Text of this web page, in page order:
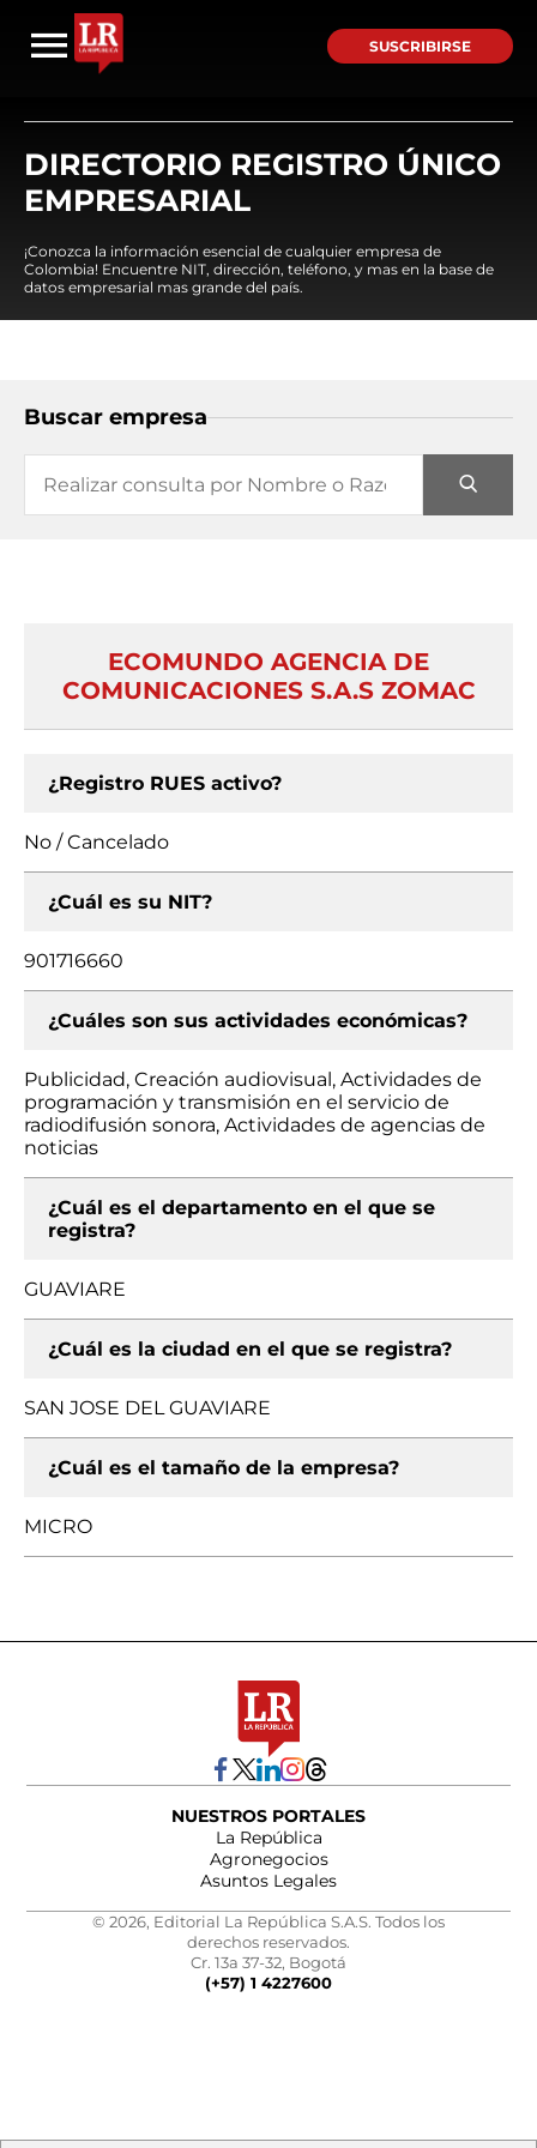
SUSCRIBIRSE
DIRECTORIO REGISTRO ÚNICO
EMPRESARIAL
¡Conozca la información esencial de cualquier empresa de
Colombia! Encuentre NIT, dirección, teléfono, y mas en la base de
datos empresarial mas grande del país.
Buscar empresa
ECOMUNDO AGENCIA DE
COMUNICACIONES S.A.S ZOMAC
¿Registro RUES activo?
No / Cancelado
¿Cuál es su NIT?
901716660
¿Cuáles son sus actividades económicas?
Publicidad, Creación audiovisual, Actividades de
programación y transmisión en el servicio de
radiodifusión sonora, Actividades de agencias de
noticias
¿Cuál es el departamento en el que se
registra?
GUAVIARE
¿Cuál es la ciudad en el que se registra?
SAN JOSE DEL GUAVIARE
¿Cuál es el tamaño de la empresa?
MICRO
NUESTROS PORTALES
La República
Agronegocios
Asuntos Legales
© 2026, Editorial La República S.A.S. Todos los
derechos reservados.
Cr. 13a 37-32, Bogotá
(+57) 1 4227600